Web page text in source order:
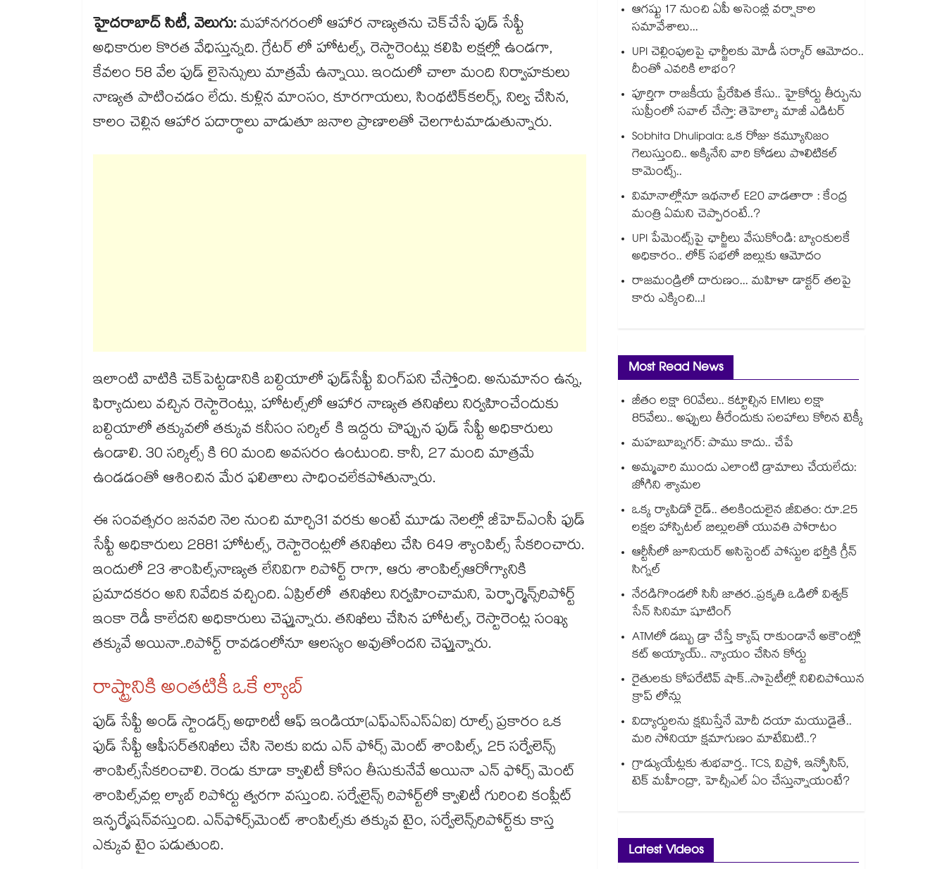
హైదరాబాద్ సిటీ, వెలుగు:మహానగరంలో ఆహార నాణ్యతను చెక్​చేసే ఫుడ్ సేఫ్టీ
అధికారుల కొరత వేధిస్తున్నది. గ్రేటర్ లో హోటల్స్, రెస్టారెంట్లు కలిపి లక్షల్లో ఉండగా,
కేవలం 58 వేల ఫుడ్ లైసెన్సులు మాత్రమే ఉన్నాయి. ఇందులో చాలా మంది నిర్వాహకులు
నాణ్యత పాటించడం లేదు. కుళ్లిన మాంసం, కూరగాయలు, సింథటిక్​కలర్స్, నిల్వ చేసిన,
కాలం చెల్లిన ఆహార పదార్థాలు వాడుతూ జనాల ప్రాణాలతో చెలగాటమాడుతున్నారు.
ఇలాంటి వాటికి చెక్​పెట్టడానికి బల్దియాలో ఫుడ్​సేఫ్టీ వింగ్​పని చేస్తోంది. అనుమానం ఉన్న,
ఫిర్యాదులు వచ్చిన రెస్టారెంట్లు, హోటల్స్​లో ఆహార నాణ్యత తనిఖీలు నిర్వహించేందుకు
బల్దియాలో తక్కువలో తక్కువ కనీసం సర్కిల్ కి ఇద్దరు చొప్పున ఫుడ్ సేఫ్టీ అధికారులు
ఉండాలి. 30 సర్కిల్స్ కి 60 మంది అవసరం ఉంటుంది. కానీ, 27 మంది మాత్రమే
ఉండడంతో ఆశించిన మేర ఫలితాలు సాధించలేకపోతున్నారు.
ఈ సంవత్సరం జనవరి నెల నుంచి మార్చి31 వరకు అంటే మూడు నెలల్లో జీహెచ్ఎంసీ ఫుడ్
సేఫ్టీ అధికారులు 2881 హోటల్స్, రెస్టారెంట్లలో తనిఖీలు చేసి 649 శ్యాంపిల్స్ సేకరించారు.
ఇందులో 23 శాంపిల్స్​నాణ్యత లేనివిగా రిపోర్ట్ రాగా, ఆరు శాంపిల్స్​ఆరోగ్యానికి
ప్రమాదకరం అని నివేదిక వచ్చింది. ఏప్రిల్​లో తనిఖీలు నిర్వహించామని, పెర్ఫార్మెన్స్​రిపోర్ట్​
ఇంకా రెడీ కాలేదని అధికారులు చెప్తున్నారు. తనిఖీలు చేసిన హోటల్స్​, రెస్టారెంట్ల సంఖ్య
తక్కువే అయినా..రిపోర్ట్​ రావడంలోనూ ఆలస్యం అవుతోందని చెప్తున్నారు.
రాష్ట్రానికి అంతటికీ ఒకే ల్యాబ్
ఫుడ్ సేఫ్టీ అండ్ స్టాండర్స్ అథారిటీ ఆఫ్ ఇండియా(ఎఫ్ఎస్ఎస్ఏఐ) రూల్స్ ప్రకారం ఒక
ఫుడ్ సేఫ్టీ ఆఫీసర్​తనిఖీలు చేసి నెలకు ఐదు ఎన్ ఫోర్స్ మెంట్ శాంపిల్స్, 25 సర్వేలెన్స్
శాంపిల్స్​సేకరించాలి. రెండు కూడా క్వాలిటీ కోసం తీసుకునేవే అయినా ఎన్ ఫోర్స్ మెంట్
శాంపిల్స్​వల్ల ల్యాబ్ రిపోర్టు త్వరగా వస్తుంది. సర్వేలైన్స్ రిపోర్ట్​లో క్వాలిటీ గురించి కంప్లీట్​
ఇన్ఫర్మేషన్​వస్తుంది. ఎన్​ఫోర్స్​మెంట్ శాంపిల్స్​కు తక్కువ టైం, సర్వేలెన్స్​రిపోర్ట్​కు కాస్త
ఎక్కువ టైం పడుతుంది.
ఆగష్టు 17 నుంచి ఏపీ అసెంబ్లీ వర్షాకాల
సమావేశాలు...
UPI చెల్లింపులపై ఛార్జీలకు మోడీ సర్కార్ ఆమోదం..
దీంతో ఎవరికి లాభం?
పూర్తిగా రాజకీయ ప్రేరేపిత కేసు.. హైకోర్టు తీర్పును
సుప్రీంలో సవాల్ చేస్తా: తెహెల్కా మాజీ ఎడిటర్
Sobhita Dhulipala: ఒక రోజు కమ్యూనిజం
గెలుస్తుంది.. అక్కినేని వారి కోడలు పొలిటికల్
కామెంట్స్..
విమానాల్లోనూ ఇథనాల్ E20 వాడతారా : కేంద్ర
మంత్రి ఏమని చెప్పారంటే..?
UPI పేమెంట్స్⁪పై ఛార్జీలు వేసుకోండి: బ్యాంకులకే
అధికారం.. లోక్ సభలో బిల్లుకు ఆమోదం
రాజమండ్రిలో దారుణం... మహిళా డాక్టర్ తలపై
కారు ఎక్కించి...!
Most Read News
జీతం లక్షా 60వేలు.. కట్టాల్సిన EMIలు లక్షా
85వేలు.. అప్పులు తీరేందుకు సలహాలు కోరిన టెక్కీ
మహబూబ్నగర్: పాము కాదు.. చేపే
అమ్మవారి ముందు ఎలాంటి డ్రామాలు చేయలేదు:
జోగిని శ్యామల
ఒక్క ర్యాపిడో రైడ్.. తలకిందులైన జీవితం: రూ.25
లక్షల హాస్పిటల్ బిల్లులతో యువతి పోరాటం
ఆర్టీసీలో జూనియర్ అసిస్టెంట్‌‌ పోస్టుల భర్తీకి గ్రీన్‌‌
సిగ్నల్
నేరడిగొండలో సినీ జాతర..ప్రకృతి ఒడిలో విశ్వక్
సేన్ సినిమా షూటింగ్
ATMలో డబ్బు డ్రా చేస్తే క్యాష్ రాకుండానే అకౌంట్లో
కట్ అయ్యాయ్.. న్యాయం చేసిన కోర్టు
రైతులకు కోపరేటివ్ షాక్..సొసైటీల్లో నిలిచిపోయిన
క్రాప్ లోన్లు
విద్యార్థులను క్షమిస్తేనే మోదీ దయా మయుడైతే..
మరి సోనియా క్షమాగుణం మాటేమిటి..?
గ్రాడ్యుయేట్లకు శుభవార్త.. TCS, విప్రో, ఇన్ఫోసిస్,
టెక్ మహీంద్రా, హెచ్సీఎల్ ఏం చేస్తున్నాయంటే?
Latest Videos